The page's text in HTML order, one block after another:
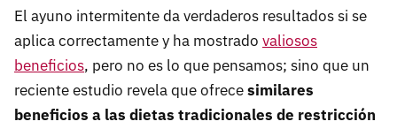
El ayuno intermitente da verdaderos resultados si se
aplica correctamente y ha mostrado valiosos
beneficios, pero no es lo que pensamos; sino que un
reciente estudio revela que ofrecesimilares
beneficios a las dietas tradicionales de restricción